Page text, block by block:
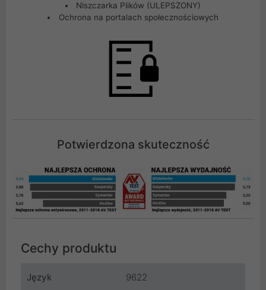
Niszczarka Plików (ULEPSZONY)
Ochrona na portalach społecznościowych
Potwierdzona skuteczność
Cechy produktu
Język 9622